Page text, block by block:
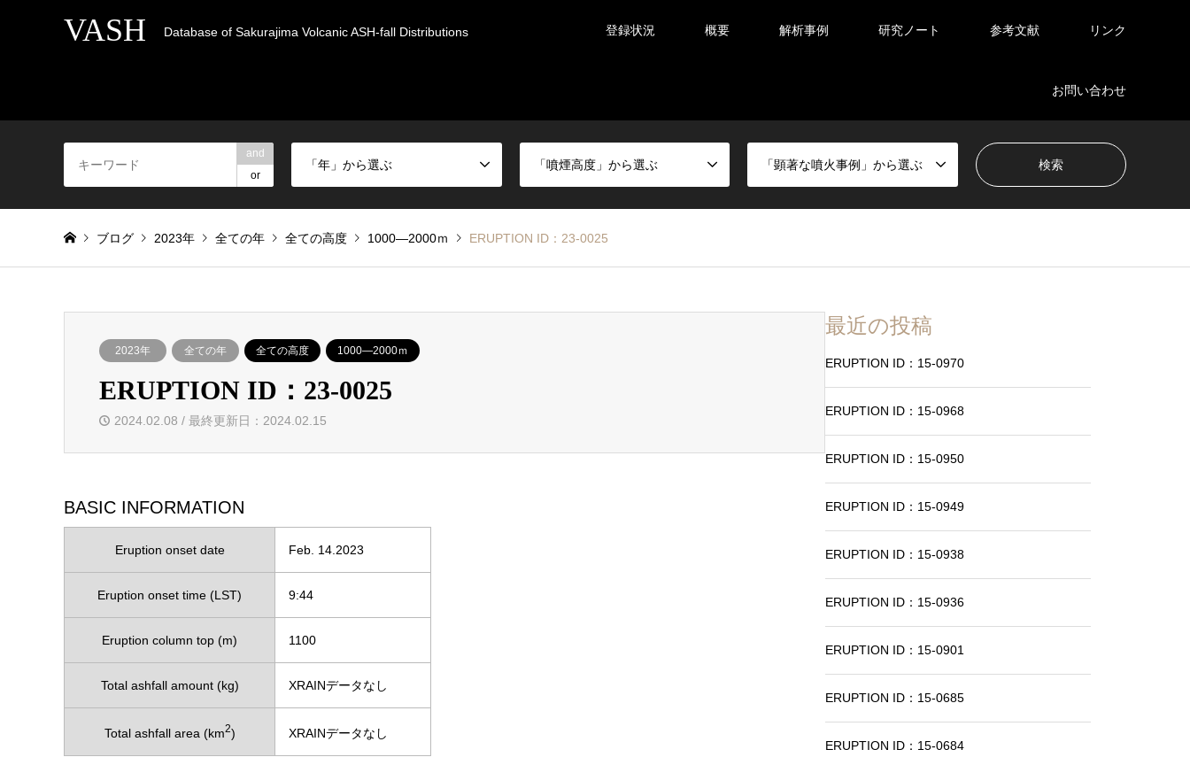
VASH Database of Sakurajima Volcanic ASH-fall Distributions 登録状況 概要 解析事例 研究ノート 参考文献 リンク
お問い合わせ
and
or
「年」から選ぶ 「噴煙高度」から選ぶ 「顕著な噴火事例」から選ぶ
ブログ 2023年 全ての年 全ての高度 1000―2000ｍ ERUPTION ID：23-0025
2023年 全ての年 全ての高度 1000―2000ｍ
ERUPTION ID：23-0025
2024.02.08 / 最終更新日：2024.02.15
BASIC INFORMATION
Eruption onset date Feb. 14.2023
Eruption onset time (LST) 9:44
Eruption column top (m) 1100
Total ashfall amount (kg) XRAINデータなし
Total ashfall area (km2) XRAINデータなし
最近の投稿
ERUPTION ID：15-0970
ERUPTION ID：15-0968
ERUPTION ID：15-0950
ERUPTION ID：15-0949
ERUPTION ID：15-0938
ERUPTION ID：15-0936
ERUPTION ID：15-0901
ERUPTION ID：15-0685
ERUPTION ID：15-0684